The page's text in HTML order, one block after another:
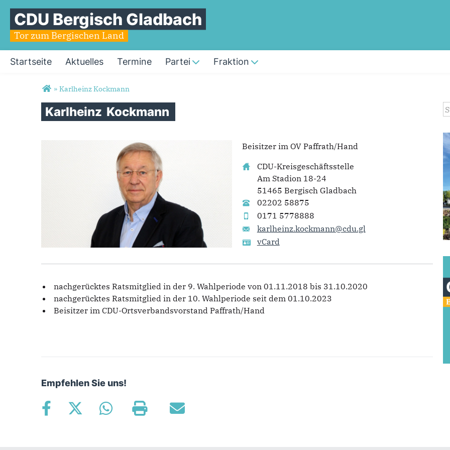
CDU Bergisch Gladbach
Tor zum Bergischen Land
Startseite Aktuelles Termine Partei Fraktion
Sie sind hier
» Karlheinz Kockmann
Karlheinz Kockmann
Beisitzer im OV Paffrath/Hand
CDU-Kreisgeschäftsstelle
Am Stadion 18-24
51465 Bergisch Gladbach
02202 58875
0171 5778888
karlheinz.kockmann@cdu.gl
vCard
nachgerücktes Ratsmitglied in der 9. Wahlperiode von 01.11.2018 bis 31.10.2020
nachgerücktes Ratsmitglied in der 10. Wahlperiode seit dem 01.10.2023
Beisitzer im CDU-Ortsverbandsvorstand Paffrath/Hand
Empfehlen Sie uns!